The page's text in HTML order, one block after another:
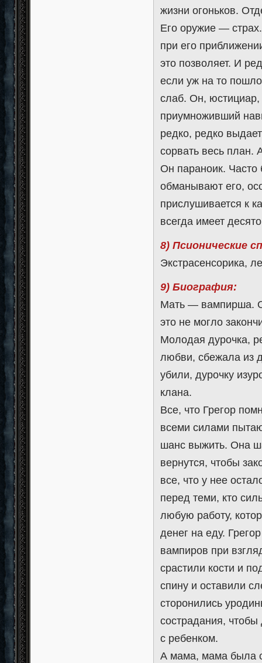
жизни огоньков.
Его оружие —
при его
это позволяет. И
если уж на то
слаб. Он, юстициар,
приумноживший
редко, редко
сорвать весь план.
Он параноик. Часто
обманывают его,
прислушивается к
всегда имеет
8) Псионические
Экстрасенсорика,
9) Биография:
Мать — вампирша.
это не могло
Молодая дурочка,
любви, сбежала из
убили, дурочку
клана.
Все, что Грегор
всеми силами
шанс выжить. Она
вернутся, чтобы
все, что у нее
перед теми, кто
любую работу,
денег на еду.
вампиров при
срастили кости и
спину и оставили
сторонились
сострадания,
с ребенком.
А мама, мама была